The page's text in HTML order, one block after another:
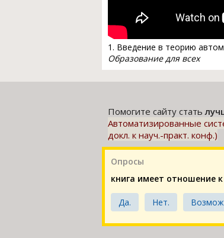
1. Введение в теорию
Образование для всех
Помогите сайту стать
Автоматизированные
докл. к науч.-практ. конф.)
Опросы
книга имеет отношение
Да. Нет.